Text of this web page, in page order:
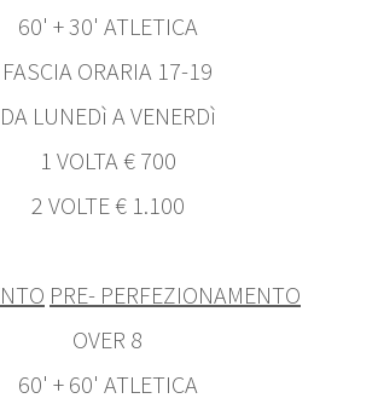
60' + 30' ATLETICA
FASCIA ORARIA 17-19
DA LUNEDì A VENERDì
1 VOLTA € 700
2 VOLTE € 1.100
PRE- PERFEZIONAMENTO
OVER 8
60' + 60' ATLETICA